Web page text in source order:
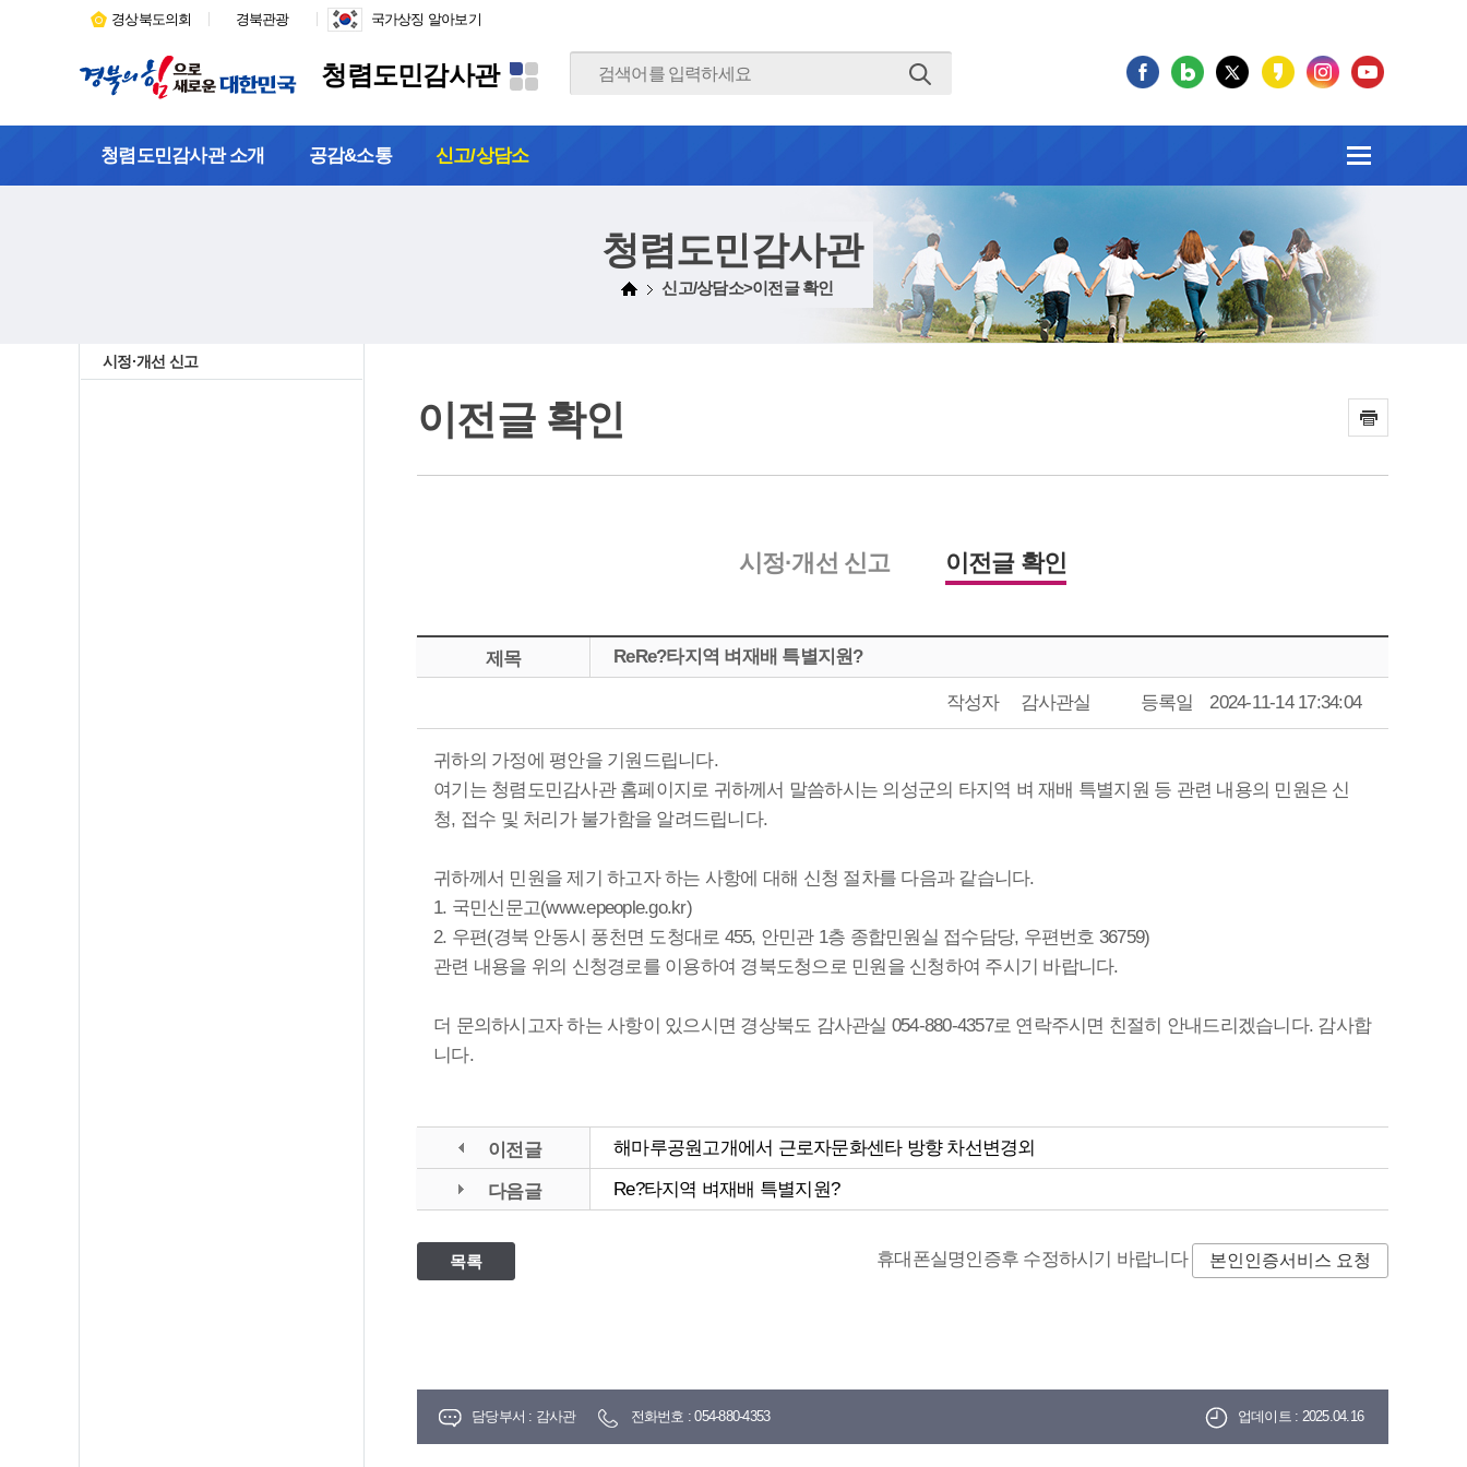
청렴도민감사관
경상북도의회 경북관광 국가상징 알아보기
청렴도민감사관 소개 공감&소통 신고/상담소
청렴도민감사관
신고/상담소>이전글 확인
시정·개선 신고
이전글 확인
시정·개선 신고 이전글 확인
제목 ReRe?타지역 벼재배 특별지원?
등록일 2024-11-14 17:34:04
작성자 감사관실
귀하의 가정에 평안을 기원드립니다.
여기는 청렴도민감사관 홈페이지로 귀하께서 말씀하시는 의성군의 타지역 벼 재배 특별지원 등 관련 내용의 민원은 신
청, 접수 및 처리가 불가함을 알려드립니다.
귀하께서 민원을 제기 하고자 하는 사항에 대해 신청 절차를 다음과 같습니다.
1. 국민신문고(www.epeople.go.kr)
2. 우편(경북 안동시 풍천면 도청대로 455, 안민관 1층 종합민원실 접수담당, 우편번호 36759)
관련 내용을 위의 신청경로를 이용하여 경북도청으로 민원을 신청하여 주시기 바랍니다.
더 문의하시고자 하는 사항이 있으시면 경상북도 감사관실 054-880-4357로 연락주시면 친절히 안내드리겠습니다. 감사합
니다.
이전글 해마루공원고개에서 근로자문화센타 방향 차선변경외
다음글 Re?타지역 벼재배 특별지원?
목록 휴대폰실명인증후 수정하시기 바랍니다 본인인증서비스 요청
담당부서 : 감사관 전화번호 : 054-880-4353 업데이트 : 2025.04.16